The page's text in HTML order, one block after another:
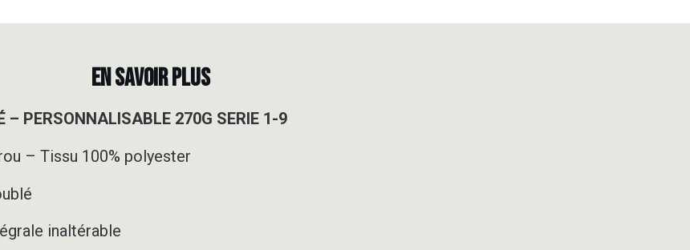
EN SAVOIR PLUS
– PERSONNALISABLE 270G SERIE 1-9
– Tissu 100% polyester
inaltérable